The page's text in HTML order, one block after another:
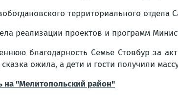
территориального отдела
реализации проектов и программ
благодарность Семье Стовбур за
ожила, а дети и гости получили
на "Мелитопольский район"